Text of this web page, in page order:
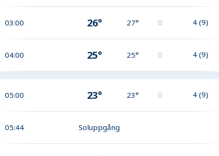
03:00 26° 27° 0 4 (9)
04:00 25° 25° 0 4 (9)
05:00 23° 23° 0 4 (9)
05:44 Soluppgång